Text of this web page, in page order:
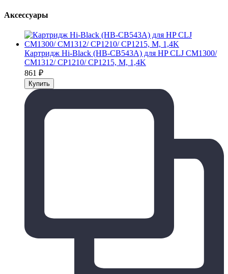
Аксессуары
Картридж Hi-Black (HB-CB543A) для HP CLJ CM1300/
CM1312/ CP1210/ CP1215, M, 1,4K
861 ₽